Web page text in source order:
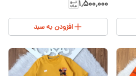
۴۰ و ۴۵
۱٬۵۰۰٬۰۰۰
افزودن به سبد